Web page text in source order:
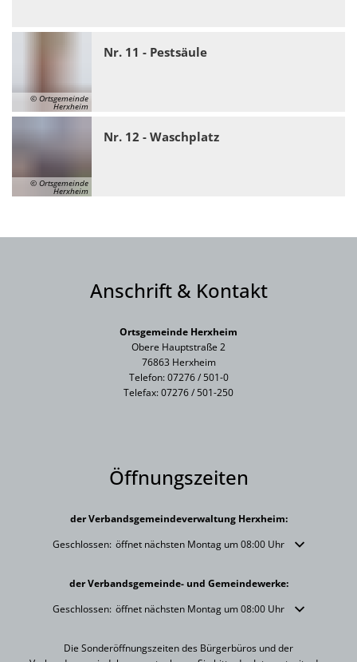
© Ortsgemeinde
Herxheim
Nr. 11 - Pestsäule
© Ortsgemeinde
Herxheim
Nr. 12 - Waschplatz
Anschrift & Kontakt
Ortsgemeinde Herxheim
Obere Hauptstraße 2
76863 Herxheim
Telefon: 07276 / 501-0
Telefax: 07276 / 501-250
Öffnungszeiten
der Verbandsgemeindeverwaltung Herxheim:
Klicken, um weitere Öffnungs- oder Schließzeiten auszublenden
Geschlossen: öffnet nächsten Montag um 08:00 Uhr
der Verbandsgemeinde- und Gemeindewerke:
Klicken, um weitere Öffnungs- oder Schließzeiten auszublenden
Geschlossen: öffnet nächsten Montag um 08:00 Uhr
Die Sonderöffnungszeiten des Bürgerbüros und der